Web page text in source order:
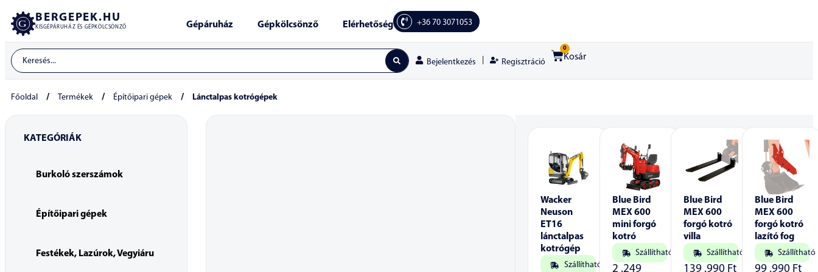
BERGEPEK.HU
KISGÉPÁRUHÁZ ÉS GÉPKÖLCSÖNZŐ Gépáruház Gépkölcsönző Elérhetőség +36 70 3071053
Bejelentkezés Regisztráció
0
Kosár
Főoldal / Termékek / Építőipari gépek / Lánctalpas kotrógépek
KATEGÓRIÁK
Burkoló szerszámok
Építőipari gépek
Festékek, Lazúrok, Vegyiáru
Wacker
Neuson
ET16
lánctalpas
kotrógép
Szállítható
Blue Bird
MEX 600
mini forgó
kotró
Szállítható
2 .249
Blue Bird
MEX 600
forgó kotró
villa
Szállítható
139 .990 Ft
Blue Bird
MEX 600
forgó kotró
lazító fog
Szállítható
99 .990 Ft